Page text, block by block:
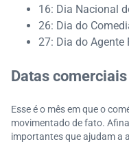
16: Dia Nacional
26: Dia do
27: Dia do Agente
Datas
Esse é o mês em que o
movimentado de fato.
importantes que ajudam a